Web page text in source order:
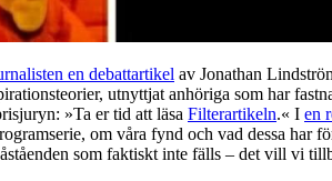
en debattartikel av Jonathan
utnyttjat anhöriga som har
»Ta er tid att läsa Filterartikeln.« I en
om våra fynd och vad dessa
som faktiskt inte fälls – det vill vi